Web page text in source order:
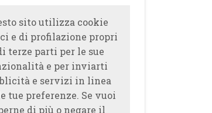
sito utilizza cookie
e di profilazione propri
terze parti per le sue
e per inviarti
e servizi in linea
tue preferenze. Se vuoi
di più o negare il